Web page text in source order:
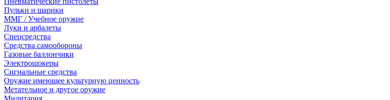
Пульки и шарики
ММГ / Учебное оружие
Луки и арбалеты
Спецсредства
Средства самообороны
Газовые баллончики
Электрошокеры
Сигнальные средства
Оружие имеющее культурную ценность
Метательное и другое оружие
Милитария